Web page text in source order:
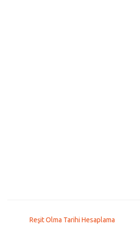
Reşit Olma Tarihi Hesaplama